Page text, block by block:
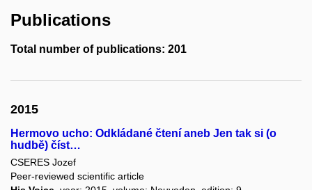
Publications
Total number of publications: 201
2015
Hermovo ucho: Odkládané čtení aneb Jen tak si (o
hudbě) číst…
CSERES Jozef
Peer-reviewed scientific article